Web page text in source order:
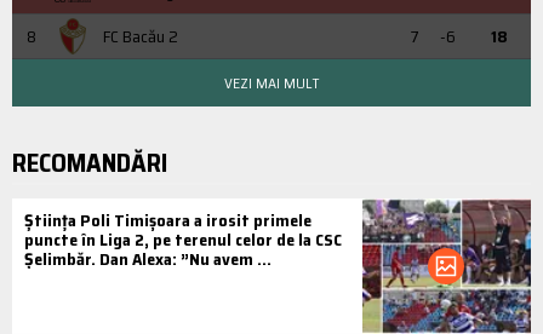
8
FC Bacău 2 7 -6 18
VEZI MAI MULT
RECOMANDĂRI
Știința Poli Timișoara a irosit primele
puncte în Liga 2, pe terenul celor de la CSC
Șelimbăr. Dan Alexa: ”Nu avem ...